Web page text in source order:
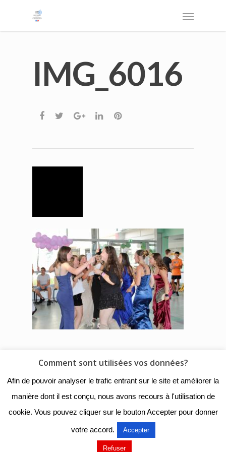
IMG_6016
© 2018 - Collège Henri de
Navarre |Mentions légales|
Organigramme|Nous
contacter
Mentions légales
Comment sont utilisées vos données?
Afin de pouvoir analyser le trafic entrant sur le site et améliorer la
manière dont il est conçu, nous avons recours à l'utilisation de
cookie. Vous pouvez cliquer sur le bouton Accepter pour donner
votre accord. Accepter
Refuser